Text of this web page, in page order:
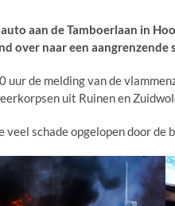
aan de Tamboerlaan in
over naar een aangrenzende
de melding van de
uit Ruinen en
veel schade opgelopen door